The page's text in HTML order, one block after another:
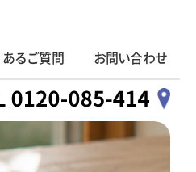
あるご質問 お問い合わせ